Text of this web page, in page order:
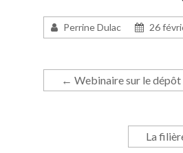
Perrine Dulac 26
← Webinaire sur le dépôt
La